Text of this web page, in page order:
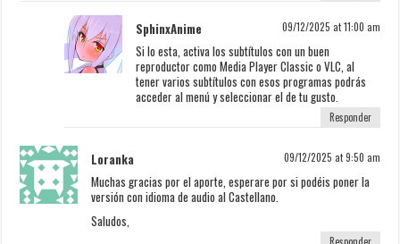
SphinxAnime 09/12/2025 at 11:00 am
Si lo esta, activa los subtítulos con un buen
reproductor como Media Player Classic o VLC, al
tener varios subtítulos con esos programas podrás
acceder al menú y seleccionar el de tu gusto.
Responder
Loranka 09/12/2025 at 9:50 am
Muchas gracias por el aporte, esperare por si podéis poner la
versión con idioma de audio al Castellano.
Saludos,
Responder